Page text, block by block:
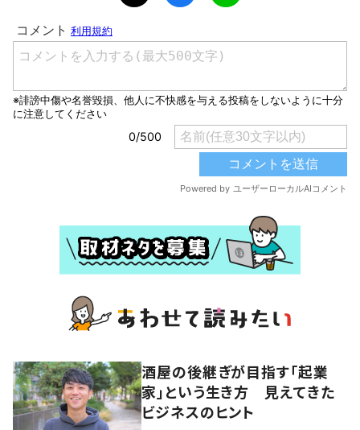
酒屋の後継ぎが目指す「起業
家」という生き方 見えてきた
ビジネスのヒント